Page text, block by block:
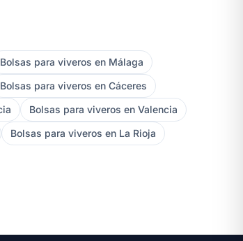
Bolsas para viveros en Málaga
Bolsas para viveros en Cáceres
Bolsas para viveros en Valencia
Bolsas para viveros en La Rioja